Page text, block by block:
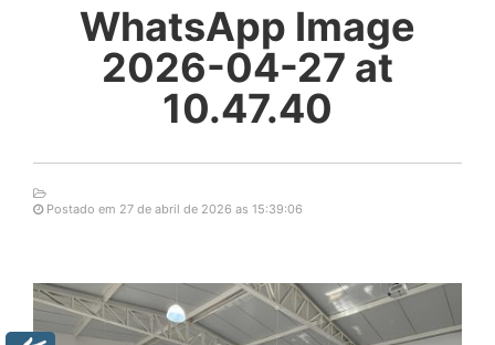
WhatsApp Image
2026-04-27 at
10.47.40
Postado em 27 de abril de 2026 as 15:39:06